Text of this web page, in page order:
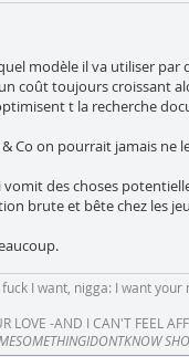
modèle il va utiliser par
coût toujours croissant
t la recherche
& Co on pourrait jamais
vomit des choses
brute et bête chez les
I want, nigga: I want
LOVE -AND I CAN'T FEEL